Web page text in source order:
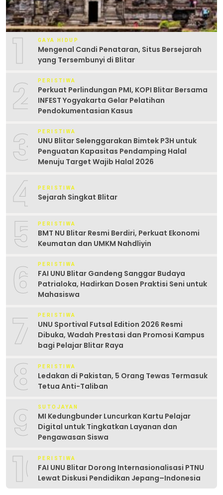
1 GAYA HIDUP
Mengenal Candi Penataran, Situs Bersejarah
yang Tersembunyi di Blitar
2 PERISTIWA
Perkuat Perlindungan PMI, KOPI Blitar Bersama
INFEST Yogyakarta Gelar Pelatihan
Pendokumentasian Kasus
3 PERISTIWA
UNU Blitar Selenggarakan Bimtek P3H untuk
Penguatan Kapasitas Pendamping Halal
Menuju Target Wajib Halal 2026
4 PERISTIWA
Sejarah Singkat Blitar
5 PERISTIWA
BMT NU Blitar Resmi Berdiri, Perkuat Ekonomi
Keumatan dan UMKM Nahdliyin
6 PERISTIWA
FAI UNU Blitar Gandeng Sanggar Budaya
Patrialoka, Hadirkan Dosen Praktisi Seni untuk
Mahasiswa
7 PERISTIWA
UNU Sportival Futsal Edition 2026 Resmi
Dibuka, Wadah Prestasi dan Promosi Kampus
bagi Pelajar Blitar Raya
8 PERISTIWA
Ledakan di Pakistan, 5 Orang Tewas Termasuk
Tetua Anti-Taliban
9 SUTOJAYAN
MI Kedungbunder Luncurkan Kartu Pelajar
Digital untuk Tingkatkan Layanan dan
Pengawasan Siswa
10PERISTIWA
FAI UNU Blitar Dorong Internasionalisasi PTNU
Lewat Diskusi Pendidikan Jepang–Indonesia